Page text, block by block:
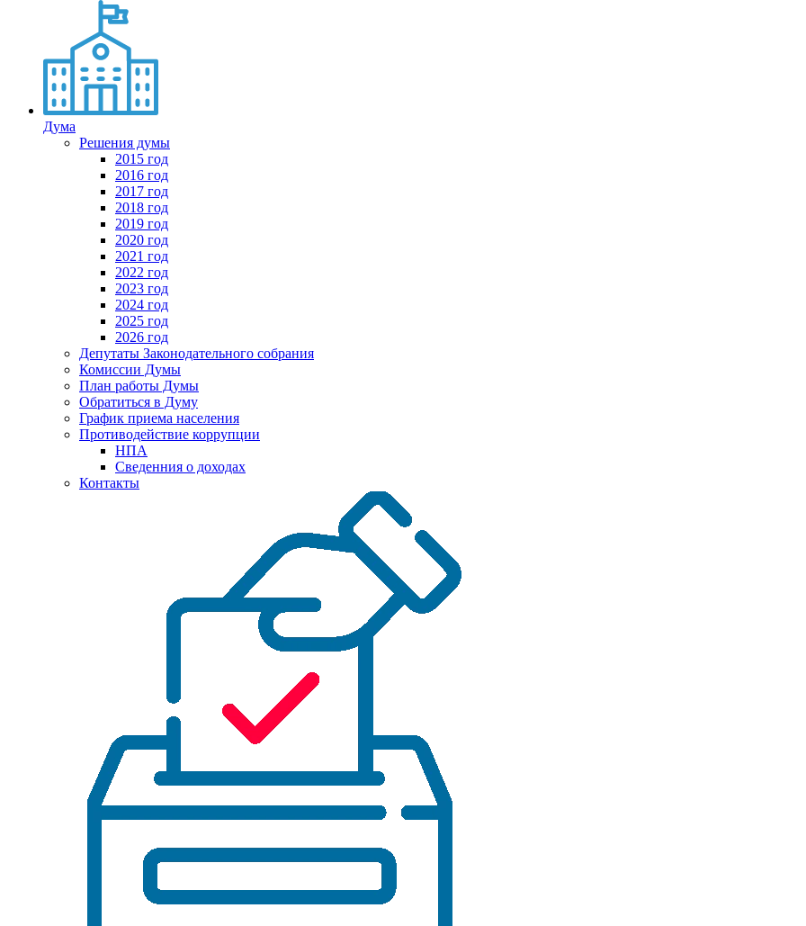
Дума
Решения думы
2015 год
2016 год
2017 год
2018 год
2019 год
2020 год
2021 год
2022 год
2023 год
2024 год
2025 год
2026 год
Депутаты Законодательного собрания
Комиссии Думы
План работы Думы
Обратиться в Думу
График приема населения
Противодействие коррупции
НПА
Сведенния о доходах
Контакты